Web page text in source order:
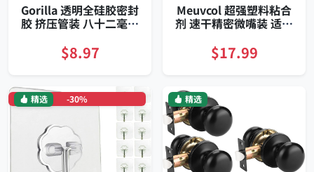
Gorilla 透明全硅胶密封
胶 挤压管装 八十二毫升
$8.97
Meuvcol 超强塑料粘合
剂 速干精密微嘴装 适用
模型修复
$17.99
-30%
精选 精选